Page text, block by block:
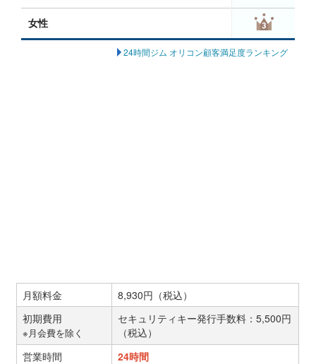
女性
24時間ジム オリコン顧客満足度ランキング
月額料金
8,930円（税込）
初期費用
※月会費を除く
セキュリティキー発行手数料：5,500円
（税込）
営業時間
24時間